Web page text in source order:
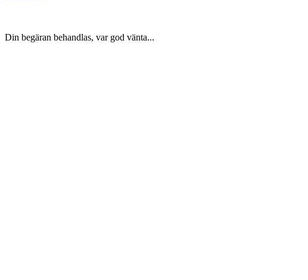
Din begäran behandlas, var god vänta...